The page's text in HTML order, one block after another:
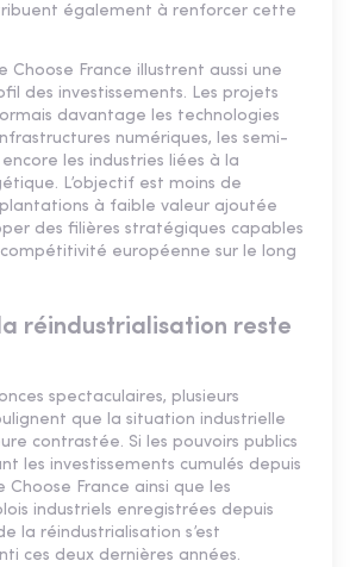
également à renforcer cette
Choose France illustrent aussi une
des investissements. Les projets
davantage les technologies
numériques, les semi-
les industries liées à la
L’objectif est moins de
à faible valeur ajoutée
des filières stratégiques capables
européenne sur le long
réindustrialisation reste
spectaculaires, plusieurs
que la situation industrielle
contrastée. Si les pouvoirs publics
les investissements cumulés depuis
Choose France ainsi que les
industriels enregistrées depuis
la réindustrialisation s’est
ces deux dernières années.